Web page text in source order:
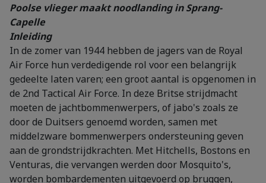
Poolse vlieger maakt noodlanding in Sprang-
Capelle
Inleiding
In de zomer van 1944 hebben de jagers van de Royal
Air Force hun verdedigende rol voor een belangrijk
gedeelte laten varen; een groot aantal is opgenomen in
de 2nd Tactical Air Force. In deze Britse strijdmacht
moeten de jachtbommenwerpers, of jabo's zoals ze
door de Duitsers genoemd worden, samen met
middelzware bommenwerpers ondersteuning geven
aan de grondstrijdkrachten. Met Hitchells, Bostons en
Venturas, die vervangen werden door Mosquito's,
worden bombardementen uitgevoerd op bruggen,